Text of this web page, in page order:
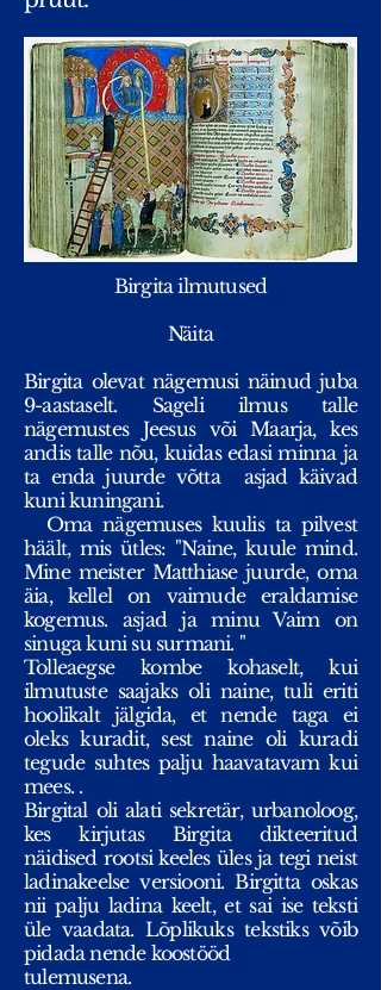
Birgita ilmutused
Näita
Birgita olevat nägemusi näinud juba
9-aastaselt. Sageli ilmus talle
nägemustes Jeesus või Maarja, kes
andis talle nõu, kuidas edasi minna ja
ta enda juurde võtta
asjad käivad
kuni kuningani.
Oma nägemuses kuulis ta pilvest
häält, mis ütles: "Naine, kuule mind.
Mine meister Matthiase juurde, oma
äia, kellel on vaimude eraldamise
kogemus. asjad ja minu Vaim on
sinuga kuni su surmani. "
Tolleaegse kombe kohaselt, kui
ilmutuste saajaks oli naine, tuli eriti
hoolikalt jälgida, et nende taga ei
oleks kuradit, sest naine oli kuradi
tegude suhtes palju haavatavam kui
mees. .
Birgital oli alati sekretär, urbanoloog,
kes kirjutas Birgita dikteeritud
näidised rootsi keeles üles ja tegi neist
ladinakeelse versiooni. Birgitta oskas
nii palju ladina keelt, et sai ise teksti
üle vaadata. Lõplikuks tekstiks võib
pidada nende koostööd
tulemusena.